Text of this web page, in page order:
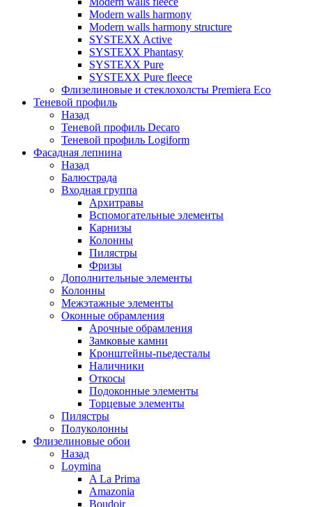
Modern walls harmony
Modern walls harmony structure
SYSTEXX Active
SYSTEXX Phantasy
SYSTEXX Pure
SYSTEXX Pure fleece
Флизелиновые и стеклохолсты Premiera Eco
Теневой профиль
Назад
Теневой профиль Decaro
Теневой профиль Logiform
Фасадная лепнина
Назад
Балюстрада
Входная группа
Архитравы
Вспомогательные элементы
Карнизы
Колонны
Пилястры
Фризы
Дополнительные элементы
Колонны
Межэтажные элементы
Оконные обрамления
Арочные обрамления
Замковые камни
Кронштейны-пьедесталы
Наличники
Откосы
Подоконные элементы
Торцевые элементы
Пилястры
Полуколонны
Флизелиновые обои
Назад
Loymina
A La Prima
Amazonia
Boudoir